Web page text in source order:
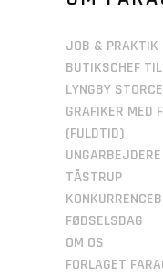
JOB & PRAKTIK
BUTIKSCHEF
LYNGBY
GRAFIKER MED
(FULDTID)
TÅSTRUP
FØDSELSDAG
OM OS
FORLAGET